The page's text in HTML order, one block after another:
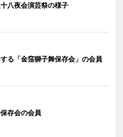
八夜会演芸祭の様子
る「金窪獅子舞保存会」の会員
存会の会員